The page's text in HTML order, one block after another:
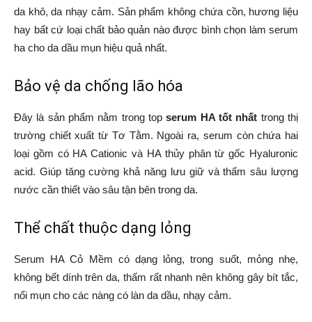
da khô, da nhạy cảm. Sản phẩm không chứa cồn, hương liệu
hay bất cứ loại chất bảo quản nào được bình chọn làm serum
ha cho da dầu mụn hiệu quả nhất.
Bảo vệ da chống lão hóa
Đây là sản phẩm nằm trong topserum HA tốt nhất trong thị
trường chiết xuất từ Tơ Tằm. Ngoài ra, serum còn chứa hai
loại gồm có HA Cationic và HA thủy phân từ gốc Hyaluronic
acid. Giúp tăng cường khả năng lưu giữ và thấm sâu lượng
nước cần thiết vào sâu tận bên trong da.
Thể chất thuộc dạng lỏng
Serum HA Cỏ Mềm có dạng lỏng, trong suốt, mỏng nhẹ,
không bết dính trên da, thấm rất nhanh nên không gây bít tắc,
nổi mụn cho các nàng có làn da dầu, nhạy cảm.